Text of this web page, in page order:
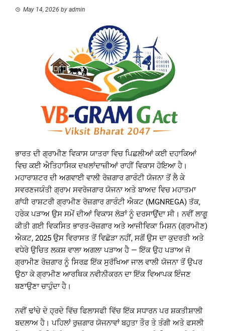
May 14, 2026 by admin
ਭਾਰਤ ਦੀ ਗ੍ਰਾਮੀਣ ਵਿਕਾਸ ਯਾਤਰਾ ਵਿਚ ਪਿਛਲੀਆਂ ਕਈ ਦਹਾਕਿਆਂ
ਵਿਚ ਕਈ ਐਤਿਹਾਸਿਕ ਦਖਲਾਂਦਾਜ਼ੀਆਂ ਰਾਹੀਂ ਵਿਕਾਸ ਹੋਇਆ ਹੈ।
ਮਹਾਰਾਸ਼ਟਰ ਦੀ ਅਗਵਾਈ ਵਾਲੀ ਰੋਜ਼ਗਾਰ ਗਾਰੰਟੀ ਯੋਜਨਾ ਤੋਂ ਲੈ ਕੇ
ਸਵਰਣਜਯੰਤੀ ਗ੍ਰਾਮ ਸਵਰੋਜਗਾਰ ਯੋਜਨਾ ਅਤੇ ਬਾਅਦ ਵਿਚ ਮਹਾਤਮਾ
ਗਾਂਧੀ ਰਾਸ਼ਟਰੀ ਗ੍ਰਾਮੀਣ ਰੋਜ਼ਗਾਰ ਗਾਰੰਟੀ ਐਕਟ (MGNREGA) ਤੱਕ,
ਹਰੇਕ ਪੜਾਅ ਉਸ ਸਮੇਂ ਦੀਆਂ ਵਿਕਾਸ ਲੋੜਾਂ ਨੂੰ ਦਰਸਾਉਂਦਾ ਸੀ। ਨਵੀਂ ਲਾਗੂ
ਕੀਤੀ ਗਈ ਵਿਕਸਿਤ ਭਾਰਤ-ਰੋਜ਼ਗਾਰ ਅਤੇ ਆਜੀਵਿਕਾ ਮਿਸ਼ਨ (ਗ੍ਰਾਮੀਣ)
ਐਕਟ, 2025 ਉਸ ਵਿਰਾਸਤ ਤੋਂ ਵਿਛੋੜਾ ਨਹੀਂ, ਸਗੋਂ ਉਸ ਦਾ ਕੁਦਰਤੀ ਅਤੇ
ਵਧੇਰੇ ਉਚਿਤ ਲਕਸ਼ ਵਾਲਾ ਅਗਲਾ ਪੜਾਅ ਹੈ — ਇੱਕ ਉਹ ਪੜਾਅ ਜੋ
ਗ੍ਰਾਮੀਣ ਰੋਜ਼ਗਾਰ ਨੂੰ ਸਿਰਫ਼ ਇੱਕ ਸੁਰੱਖਿਆ ਜਾਲ ਵਾਲੀ ਯੋਜਨਾ ਤੋਂ ਉਪਰ
ਉਠਾ ਕੇ ਗ੍ਰਾਮੀਣ ਆਰਥਿਕ ਨਵੀਨੀਕਰਨ ਦਾ ਇੱਕ ਵਿਆਪਕ ਇੰਜਣ
ਬਣਾਉਣਾ ਚਾਹੁੰਦਾ ਹੈ।
ਨਵੀਂ ਢਾਂਚੇ ਦੇ ਹ੍ਰਦੇ ਵਿੱਚ ਫਿਲਾਸਫੀ ਵਿੱਚ ਇੱਕ ਸਧਾਰਨ ਪਰ ਸ਼ਕਤੀਸ਼ਾਲੀ
ਬਦਲਾਅ ਹੈ। ਪਹਿਲਾਂ ਰੁਜ਼ਗਾਰ ਯੋਜਨਾਵਾਂ ਬਹੁਤਾ ਤੌਰ ਤੇ ਤੰਗੀ ਅਤੇ ਫਸਲੀ